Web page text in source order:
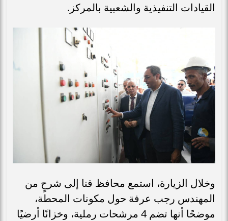
القيادات التنفيذية والشعبية بالمركز.
وخلال الزيارة، استمع محافظ قنا إلى شرحٍ من
المهندس رجب عرفة حول مكونات المحطة،
موضحًا أنها تضم 4 مرشحات رملية، وخزانًا أرضيًا